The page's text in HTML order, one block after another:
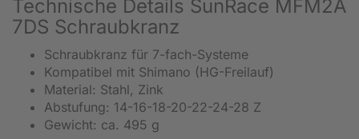
Technische Details SunRace MFM2A
7DS Schraubkranz
Schraubkranz für 7-fach-Systeme
Kompatibel mit Shimano (HG-Freilauf)
Material: Stahl, Zink
Abstufung: 14-16-18-20-22-24-28 Z
Gewicht: ca. 495 g